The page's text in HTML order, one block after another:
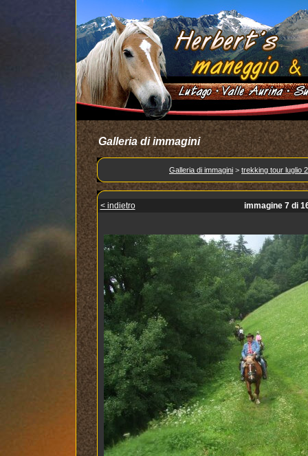
Galleria di immagini
Galleria di immagini > trekking tour luglio
< indietro immagine 7 di